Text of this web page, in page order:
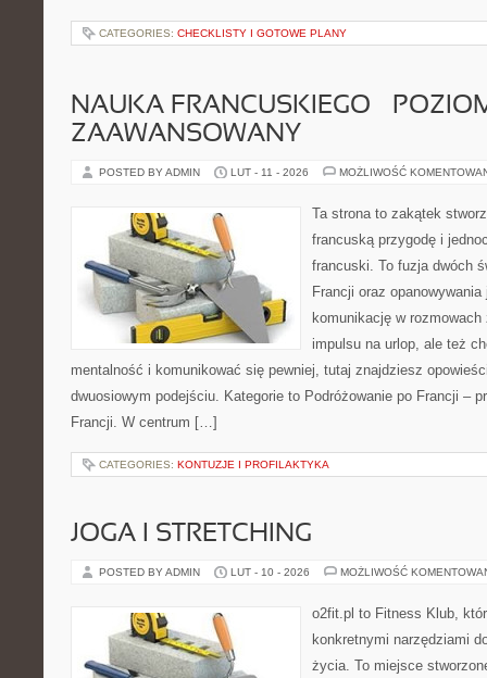
CATEGORIES: CHECKLISTY I GOTOWE PLANY
NAUKA FRANCUSKIEGO –
ZAAWANSOWANY
POSTED BY ADMIN LUT - 11 - 2026 MOŻLIWOŚĆ
Ta strona to zakątek
francuską przygodę i
francuski. To fuzja dwóch
Francji oraz
komunikację w
impulsu na urlop, ale też
mentalność i komunikować się pewniej, tutaj znajdziesz
dwuosiowym podejściu. Kategorie to Podróżowanie po Francji –
Francji. W centrum […]
CATEGORIES: KONTUZJE I PROFILAKTYKA
JOGA I STRETCHING
POSTED BY ADMIN LUT - 10 - 2026 MOŻLIWOŚĆ
o2fit.pl to Fitness Klub,
konkretnymi narzędziami
życia. To miejsce